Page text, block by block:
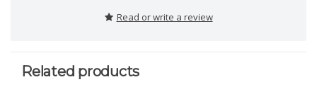
Read or write a review
Related products